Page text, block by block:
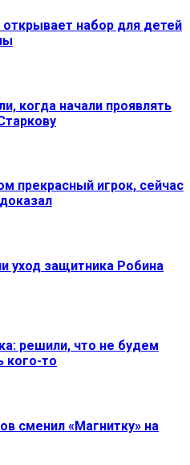
набор для детей
когда начали проявлять
прекрасный игрок, сейчас
уход защитника Робина
решили, что не будем
кого-то
сменил «Магнитку» на